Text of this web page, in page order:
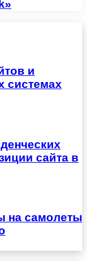
и
системах
сайта в
на самолеты